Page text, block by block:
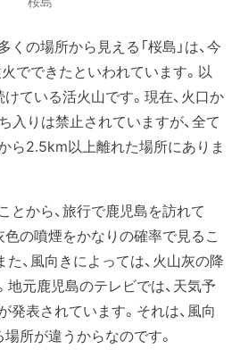
の場所から見える「桜島」は、今
でできたといわれています。以
ている活火山です。現在、火口か
入りは禁止されていますが、全て
ら2.5km以上離れた場所にありま
とから、旅行で鹿児島を訪れて
色の噴煙をかなりの確率で見るこ
、風向きによっては、火山灰の降
地元鹿児島のテレビでは、天気予
発表されています。それは、風向
所が違うからなのです。